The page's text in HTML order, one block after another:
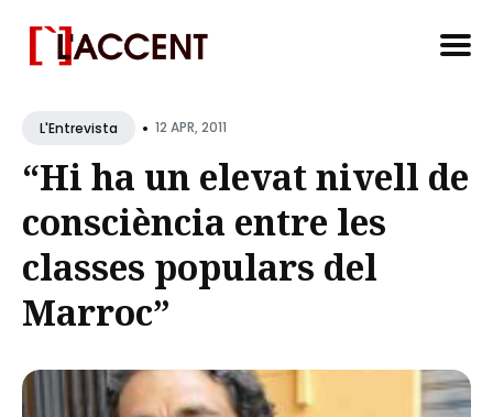
forL'Entrevista • 12 APR, 2011
“Hi ha un elevat nivell de
consciència entre les
classes populars del
Marroc”